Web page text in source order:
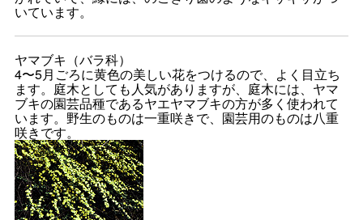
いています。
ヤマブキ（バラ科）
4〜5月ごろに黄色の美しい花をつけるので、よく目立ち
ます。庭木としても人気がありますが、庭木には、ヤマ
ブキの園芸品種であるヤエヤマブキの方が多く使われて
います。野生のものは一重咲きで、園芸用のものは八重
咲きです。